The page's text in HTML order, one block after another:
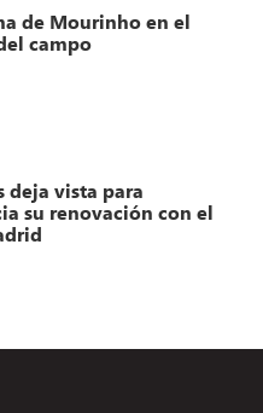
de Mourinho en el
campo
deja vista para
su renovación con el